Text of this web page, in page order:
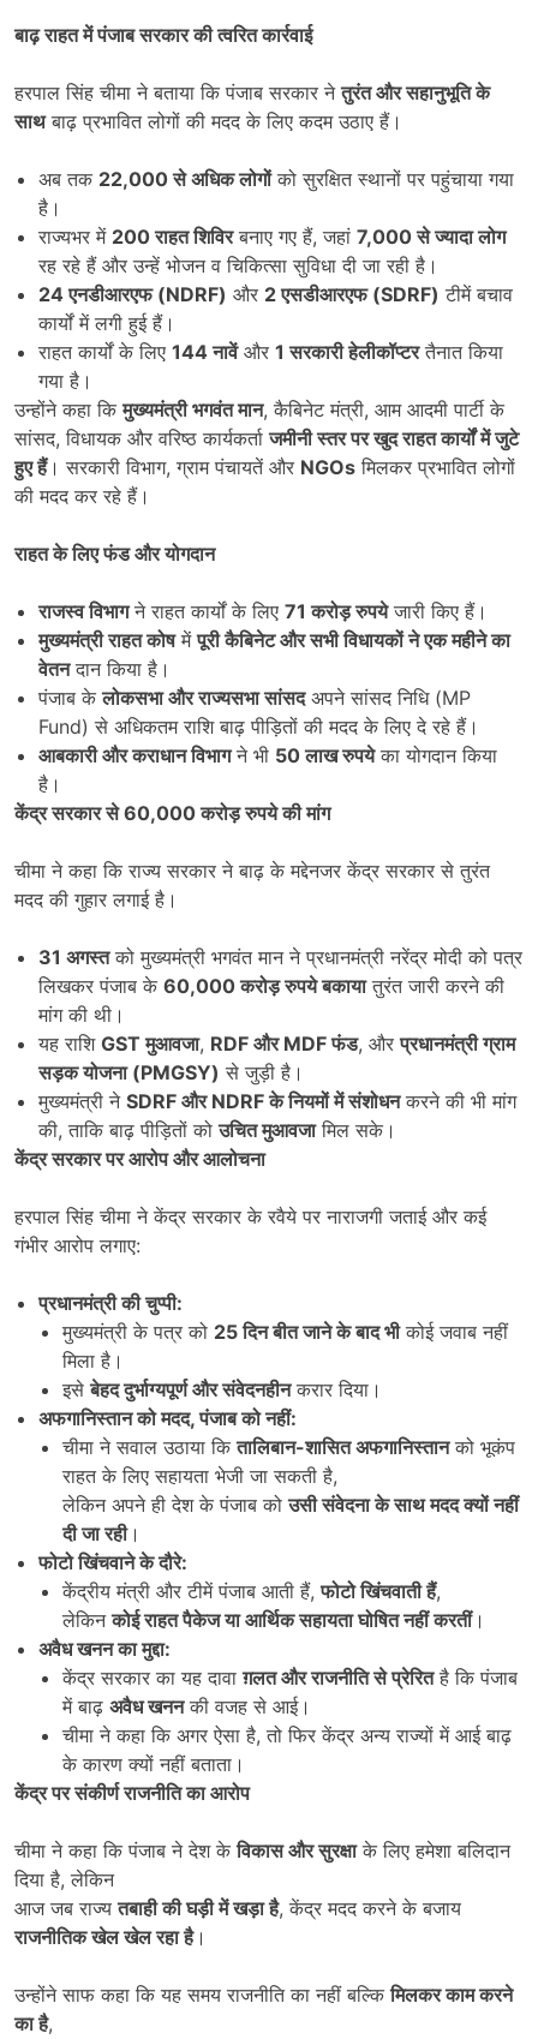
बाढ़ राहत में पंजाब सरकार की त्वरित कार्रवाई
हरपाल सिंह चीमा ने बताया कि पंजाब सरकार नेतुरंत और सहानुभूति के
साथबाढ़ प्रभावित लोगों की मदद के लिए कदम उठाए हैं।
अब तक 22,000से अधिक लोगोंको सुरक्षित स्थानों पर पहुंचाया गया
है।
राज्यभर में 200राहत शिविरबनाए गए हैं, जहां 7,000से ज्यादा लोग
रह रहे हैं और उन्हें भोजन व चिकित्सा सुविधा दी जा रही है।
24एनडीआरएफ (NDRF) और 2एसडीआरएफ (SDRF) टीमें बचाव
कार्यों में लगी हुई हैं।
राहत कार्यों के लिए 144नावेंऔर 1सरकारी हेलीकॉप्टरतैनात किया
गया है।
उन्होंने कहा किमुख्यमंत्री भगवंत मान, कैबिनेट मंत्री, आम आदमी पार्टी के
सांसद, विधायक और वरिष्ठ कार्यकर्ताजमीनी स्तर पर खुद राहत कार्यों में जुटे
हुए हैं। सरकारी विभाग, ग्राम पंचायतें और NGOs मिलकर प्रभावित लोगों
की मदद कर रहे हैं।
राहत के लिए फंड और योगदान
राजस्व विभागने राहत कार्यों के लिए 71करोड़ रुपयेजारी किए हैं।
मुख्यमंत्री राहत कोषमेंपूरी कैबिनेट और सभी विधायकों ने एक महीने का
वेतनदान किया है।
पंजाब केलोकसभा और राज्यसभा सांसदअपने सांसद निधि (MP
Fund) से अधिकतम राशि बाढ़ पीड़ितों की मदद के लिए दे रहे हैं।
आबकारी और कराधान विभागने भी 50लाख रुपयेका योगदान किया
है।
केंद्र सरकार से60,000करोड़ रुपये की मांग
चीमा ने कहा कि राज्य सरकार ने बाढ़ के मद्देनजर केंद्र सरकार से तुरंत
मदद की गुहार लगाई है।
31 अगस्तको मुख्यमंत्री भगवंत मान ने प्रधानमंत्री नरेंद्र मोदी को पत्र
लिखकर पंजाब के 60,000करोड़ रुपये बकायातुरंत जारी करने की
मांग की थी।
यह राशि GSTमुआवजा, RDF और MDFफंड, औरप्रधानमंत्री ग्राम
सड़क योजना (PMGSY) से जुड़ी है।
मुख्यमंत्री ने SDRF और NDRFके नियमों में संशोधनकरने की भी मांग
की, ताकि बाढ़ पीड़ितों कोउचित मुआवजामिल सके।
केंद्र सरकार पर आरोप और आलोचना
हरपाल सिंह चीमा ने केंद्र सरकार के रवैये पर नाराजगी जताई और कई
गंभीर आरोप लगाए:
प्रधानमंत्री की चुप्पी:
मुख्यमंत्री के पत्र को 25दिन बीत जाने के बाद भीकोई जवाब नहीं
मिला है।
इसेबेहद दुर्भाग्यपूर्ण और संवेदनहीनकरार दिया।
अफगानिस्तान को मदद,पंजाब को नहीं:
चीमा ने सवाल उठाया कितालिबान-शासित अफगानिस्तानको भूकंप
राहत के लिए सहायता भेजी जा सकती है,
लेकिन अपने ही देश के पंजाब कोउसी संवेदना के साथ मदद क्यों नहीं
दी जा रही।
फोटो खिंचवाने के दौरे:
केंद्रीय मंत्री और टीमें पंजाब आती हैं,फोटो खिंचवाती हैं,
लेकिनकोई राहत पैकेज या आर्थिक सहायता घोषित नहीं करतीं।
अवैध खनन का मुद्दा:
केंद्र सरकार का यह दावाग़लत और राजनीति से प्रेरितहै कि पंजाब
में बाढ़ अवैध खननकी वजह से आई।
चीमा ने कहा कि अगर ऐसा है, तो फिर केंद्र अन्य राज्यों में आई बाढ़
के कारण क्यों नहीं बताता।
केंद्र पर संकीर्ण राजनीति का आरोप
चीमा ने कहा कि पंजाब ने देश केविकास और सुरक्षाके लिए हमेशा बलिदान
दिया है, लेकिन
आज जब राज्यतबाही की घड़ी में खड़ा है, केंद्र मदद करने के बजाय
राजनीतिक खेल खेल रहा है।
उन्होंने साफ कहा कि यह समय राजनीति का नहीं बल्किमिलकर काम करने
का है,